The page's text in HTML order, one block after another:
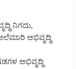
ನಿಗದು,
ಅಭಿವೃದ್ಧಿ
ಅಭಿವೃದ್ದಿ